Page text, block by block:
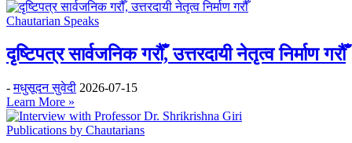
Chautarian Speaks
दृष्टिपत्र सार्वजनिक गरौँ, उत्तरदायी नेतृत्व निर्माण गरौँ
-मधुसूदन सुवेदी 2026-07-15
Learn More »
Publications by Chautarians